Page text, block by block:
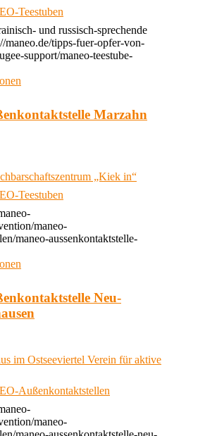
Teestuben
und russisch-sprechende
maneo.de/tipps-fuer-opfer-von-
support/maneo-teestube-
Marzahn
„Kiek in“
Teestuben
maneo-
maneo-aussenkontaktstelle-
Neu-
im Ostseeviertel Verein für aktive
Außenkontaktstellen
maneo-